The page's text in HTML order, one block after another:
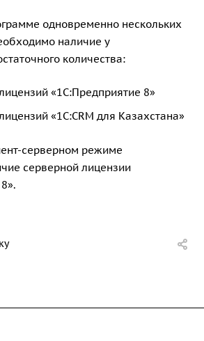
одновременно нескольких
наличие у
количества:
«1С:Предприятие 8»
«1С:CRM для Казахстана»
серверном режиме
серверной лицензии
.